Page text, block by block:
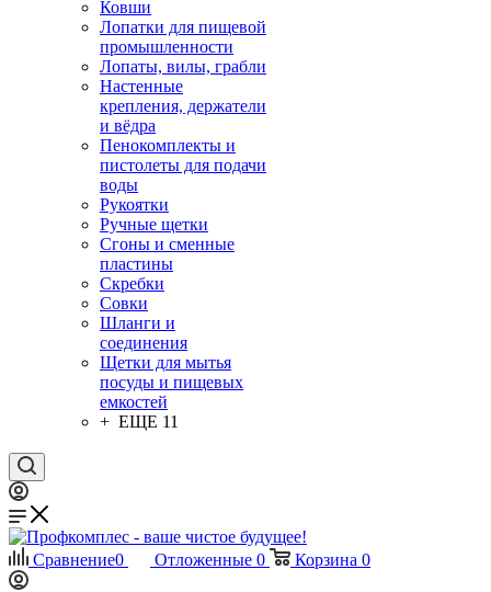
Ковши
Лопатки для пищевой
промышленности
Лопаты, вилы, грабли
Настенные
крепления, держатели
и вёдра
Пенокомплекты и
пистолеты для подачи
воды
Рукоятки
Ручные щетки
Сгоны и сменные
пластины
Скребки
Совки
Шланги и
соединения
Щетки для мытья
посуды и пищевых
емкостей
+ ЕЩЕ 11
Сравнение0 Отложенные 0 Корзина 0